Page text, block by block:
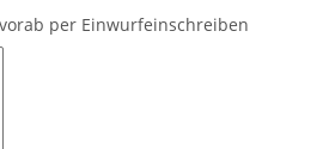
per Einwurfeinschreiben